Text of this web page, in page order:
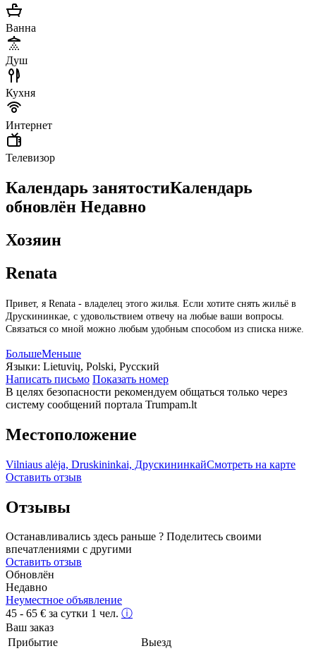
Ванна
Душ
Кухня
Интернет
Телевизор
Календарь занятостиКалендарь
обновлён Недавно
Хозяин
Renata
Привет, я Renata - владелец этого жилья. Если хотите снять жильё в
Друскининкае, с удовольствием отвечу на любые ваши вопросы.
Связаться со мной можно любым удобным способом из списка ниже.
БольшеМеньше
Языки: Lietuvių, Polski, Русский
Написать письмо Показать номер
В целях безопасности рекомендуем общаться только через
систему сообщений портала Trumpam.lt
Местоположение
Vilniaus alėja, Druskininkai, ДрускининкайСмотреть на карте
Оставить отзыв
Отзывы
Останавливались здесь раньше ? Поделитесь своими
впечатлениями с другими
Оставить отзыв
Обновлён
Недавно
Неуместное объявление
45 - 65 € за сутки 1 чел. ⓘ
Ваш заказ
Прибытие
Выезд